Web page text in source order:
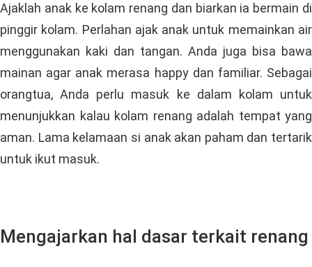
Ajaklah anak ke kolam renang dan biarkan ia bermain di
pinggir kolam. Perlahan ajak anak untuk memainkan air
menggunakan kaki dan tangan. Anda juga bisa bawa
mainan agar anak merasa happy dan familiar. Sebagai
orangtua, Anda perlu masuk ke dalam kolam untuk
menunjukkan kalau kolam renang adalah tempat yang
aman. Lama kelamaan si anak akan paham dan tertarik
untuk ikut masuk.
Mengajarkan hal dasar terkait renang